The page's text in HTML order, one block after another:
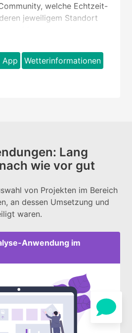
welche Echtzeit-
jeweiligem Standort
austauschen
App
Wetterinformationen
Lang
wie vor gut
von Projekten im Bereich
an dessen Umsetzung und
waren.
Anwendung im